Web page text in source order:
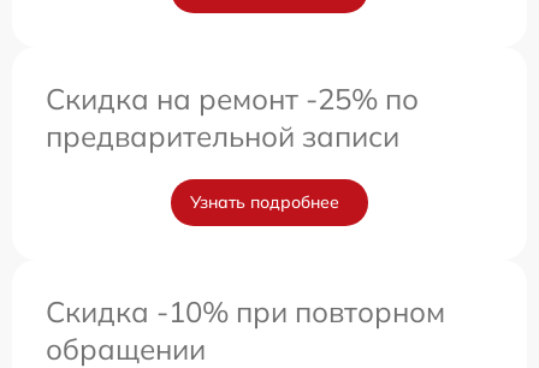
Скидка на ремонт -25% по
предварительной записи
Узнать подробнее
Скидка -10% при повторном
обращении